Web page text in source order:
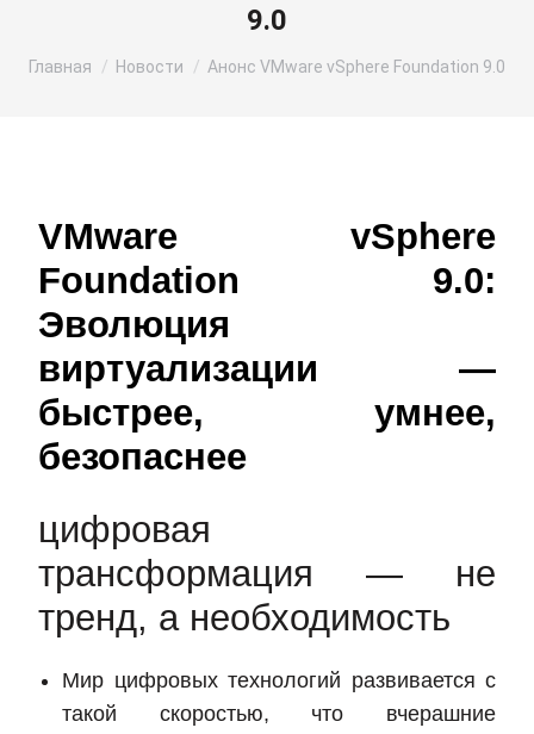
9.0
Вы здесь:
Главная Новости Анонс VMware vSphere Foundation 9.0
VMware vSphere
Foundation 9.0:
Эволюция
виртуализации —
быстрее, умнее,
безопаснее
цифровая
трансформация — не
тренд, а необходимость
Мир цифровых технологий развивается с
такой скоростью, что вчерашние